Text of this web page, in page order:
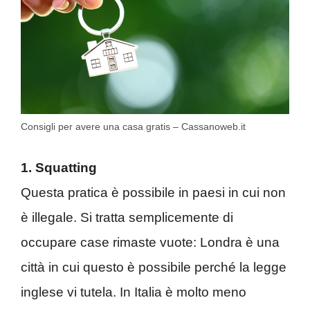
Consigli per avere una casa gratis – Cassanoweb.it
1. Squatting
Questa pratica è possibile in paesi in cui non
è illegale. Si tratta semplicemente di
occupare case rimaste vuote: Londra è una
città in cui questo è possibile perché la legge
inglese vi tutela. In Italia è molto meno